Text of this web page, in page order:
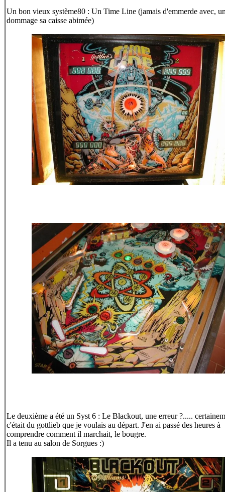
Un bon vieux système80 : Un Time Line (jamais d'emmerde avec,
dommage sa caisse abimée)
Le deuxième a été un Syst 6 : Le Blackout, une erreur ?.....
c'était du gottlieb que je voulais au départ. J'en ai passé des heures à
comprendre comment il marchait, le bougre.
Il a tenu au salon de Sorgues :)